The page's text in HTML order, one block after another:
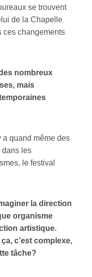
se trouvent
de la Chapelle
ces changements
nombreux
mais
a quand même des
dans les
le festival
la direction
organisme
artistique.
c’est complexe,
tâche?